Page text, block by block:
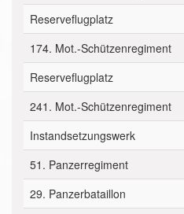
Reserveflugplatz
174. Mot.-Schützenregiment
Reserveflugplatz
241. Mot.-Schützenregiment
Instandsetzungswerk
51. Panzerregiment
29. Panzerbataillon